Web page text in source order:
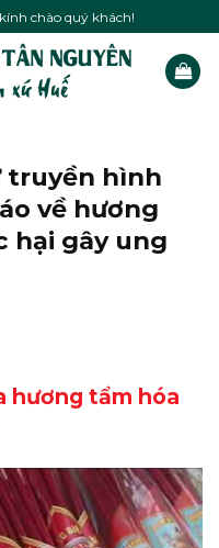
chào quý khách!
truyền hình
về hương
hại gây ung
hương tẩm hóa